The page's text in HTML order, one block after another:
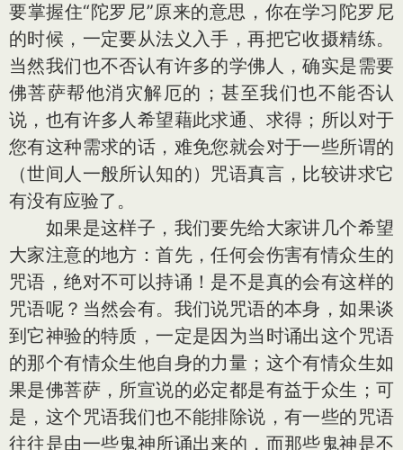
要掌握住“陀罗尼”原来的意思，你在学习陀罗尼
的时候，一定要从法义入手，再把它收摄精练。
当然我们也不否认有许多的学佛人，确实是需要
佛菩萨帮他消灾解厄的；甚至我们也不能否认
说，也有许多人希望藉此求通、求得；所以对于
您有这种需求的话，难免您就会对于一些所谓的
（世间人一般所认知的）咒语真言，比较讲求它
有没有应验了。
如果是这样子，我们要先给大家讲几个希望
大家注意的地方：首先，任何会伤害有情众生的
咒语，绝对不可以持诵！是不是真的会有这样的
咒语呢？当然会有。我们说咒语的本身，如果谈
到它神验的特质，一定是因为当时诵出这个咒语
的那个有情众生他自身的力量；这个有情众生如
果是佛菩萨，所宣说的必定都是有益于众生；可
是，这个咒语我们也不能排除说，有一些的咒语
往往是由一些鬼神所诵出来的，而那些鬼神是不